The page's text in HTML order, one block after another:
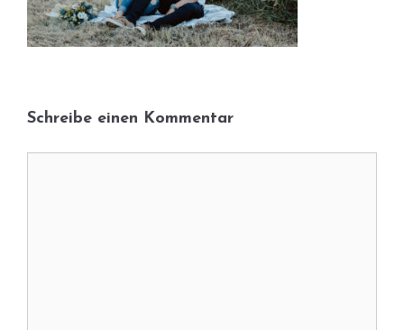
Schreibe einen Kommentar